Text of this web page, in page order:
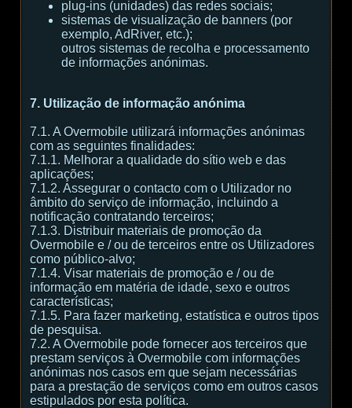
plug-ins (unidades) das redes sociais;
sistemas de visualização de banners (por
exemplo, AdRiver, etc.);
outros sistemas de recolha e processamento
de informações anónimas.
7. Utilização de informação anónima
7.1. A Overmobile utilizará informações anónimas
com as seguintes finalidades:
7.1.1. Melhorar a qualidade do sítio web e das
aplicações;
7.1.2. Assegurar o contacto com o Utilizador no
âmbito do serviço de informação, incluindo a
notificação contratando terceiros;
7.1.3. Distribuir materiais de promoção da
Overmobile e / ou de terceiros entre os Utilizadores
como público-alvo;
7.1.4. Visar materiais de promoção e / ou de
informação em matéria de idade, sexo e outros
características;
7.1.5. Para fazer marketing, estatística e outros tipos
de pesquisa.
7.2. A Overmobile pode fornecer aos terceiros que
prestam serviços à Overmobile com informações
anónimas nos casos em que sejam necessárias
para a prestação de serviços como em outros casos
estipulados por esta política.